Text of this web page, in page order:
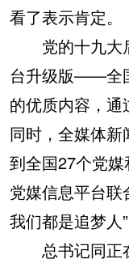
看了表示肯定。
党的十九大
台升级版——全
的优质内容，通
同时，全媒体
到全国27个党媒
党媒信息平台联
我们都是追梦人
总书记同正